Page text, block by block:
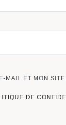
MAIL ET MON
DE